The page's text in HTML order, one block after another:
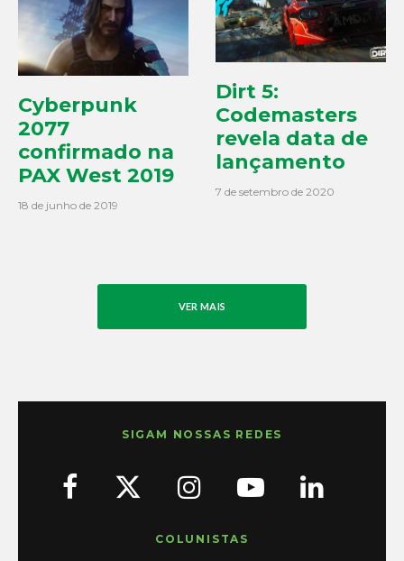
Cyberpunk
2077
confirmado na
PAX West 2019
18 de junho de 2019
Dirt 5:
Codemasters
revela data de
lançamento
7 de setembro de 2020
VER MAIS
SIGAM NOSSAS REDES
COLUNISTAS